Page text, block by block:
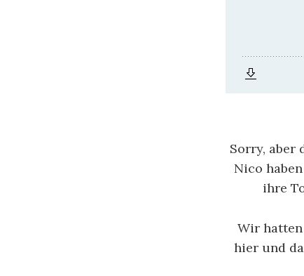
Sorry, aber
Nico
ihre
Wir
hier und